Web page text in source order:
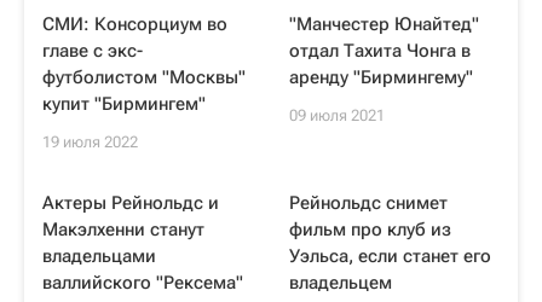
СМИ: Консорциум во
главе с экс-
футболистом "Москвы"
купит "Бирмингем"
19 июля 2022
"Манчестер Юнайтед"
отдал Тахита Чонга в
аренду "Бирмингему"
09 июля 2021
Актеры Рейнольдс и
Макэлхенни станут
владельцами
валлийского "Рексема"
Рейнольдс снимет
фильм про клуб из
Уэльса, если станет его
владельцем